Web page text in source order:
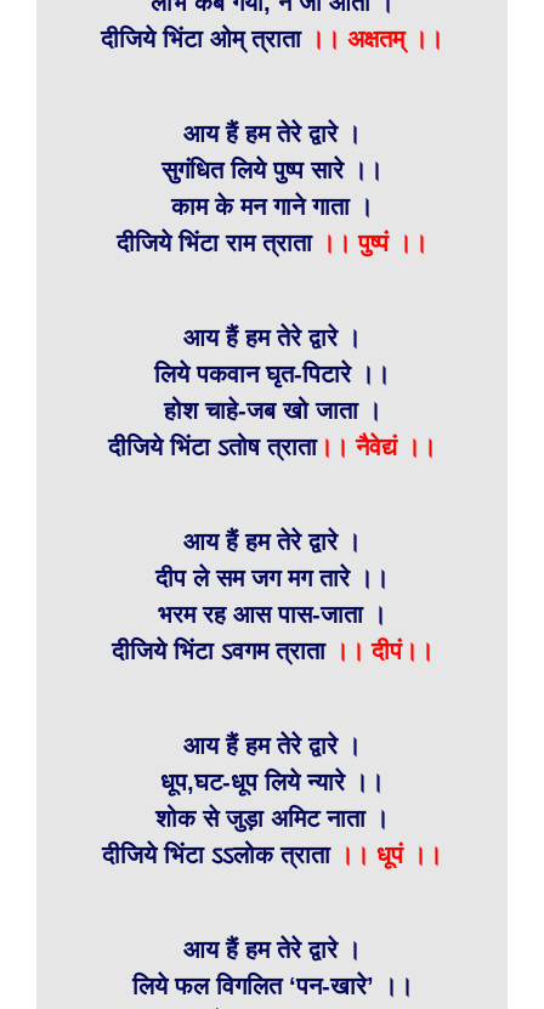
दीजिये भिंटा ओम् त्राता।। अक्षतम् ।।
आय हैं हम तेरे द्वारे ।
सुगंधित लिये पुष्प सारे ।।
काम के मन गाने गाता ।
दीजिये भिंटा राम त्राता ।। पुष्पं ।।
आय हैं हम तेरे द्वारे ।
लिये पकवान घृत-पिटारे ।।
होश चाहे-जब खो जाता ।
दीजिये भिंटा ऽतोष त्राता।। नैवेद्यं ।।
आय हैं हम तेरे द्वारे ।
दीप ले सम जग मग तारे ।।
भरम रह आस पास-जाता ।
दीजिये भिंटा ऽवगम त्राता।। दीपं।।
आय हैं हम तेरे द्वारे ।
धूप,घट-धूप लिये न्यारे ।।
शोक से जुड़ा अमिट नाता ।
दीजिये भिंटा ऽऽलोक त्राता ।। धूपं ।।
आय हैं हम तेरे द्वारे ।
लिये फल विगलित ‘पन-खारे’ ।।